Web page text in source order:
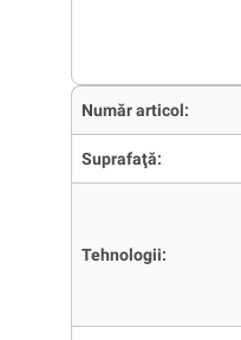
Număr articol:
Suprafaţă:
Tehnologii: